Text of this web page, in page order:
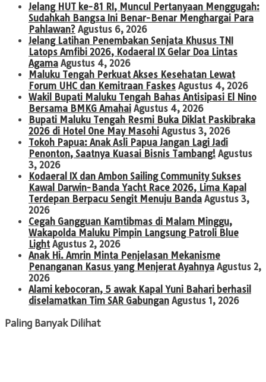
Jelang HUT ke-81 RI, Muncul Pertanyaan Menggugah:
Sudahkah Bangsa Ini Benar-Benar Menghargai Para
Pahlawan? Agustus 6, 2026
Jelang Latihan Penembakan Senjata Khusus TNI
Latops Amfibi 2026, Kodaeral IX Gelar Doa Lintas
Agama Agustus 4, 2026
Maluku Tengah Perkuat Akses Kesehatan Lewat
Forum UHC dan Kemitraan Faskes Agustus 4, 2026
Wakil Bupati Maluku Tengah Bahas Antisipasi El Nino
Bersama BMKG Amahai Agustus 4, 2026
Bupati Maluku Tengah Resmi Buka Diklat Paskibraka
2026 di Hotel One May Masohi Agustus 3, 2026
Tokoh Papua: Anak Asli Papua Jangan Lagi Jadi
Penonton, Saatnya Kuasai Bisnis Tambang! Agustus
3, 2026
Kodaeral IX dan Ambon Sailing Community Sukses
Kawal Darwin-Banda Yacht Race 2026, Lima Kapal
Terdepan Berpacu Sengit Menuju Banda Agustus 3,
2026
Cegah Gangguan Kamtibmas di Malam Minggu,
Wakapolda Maluku Pimpin Langsung Patroli Blue
Light Agustus 2, 2026
Anak Hi. Amrin Minta Penjelasan Mekanisme
Penanganan Kasus yang Menjerat Ayahnya Agustus 2,
2026
Alami kebocoran, 5 awak Kapal Yuni Bahari berhasil
diselamatkan Tim SAR Gabungan Agustus 1, 2026
Paling Banyak Dilihat